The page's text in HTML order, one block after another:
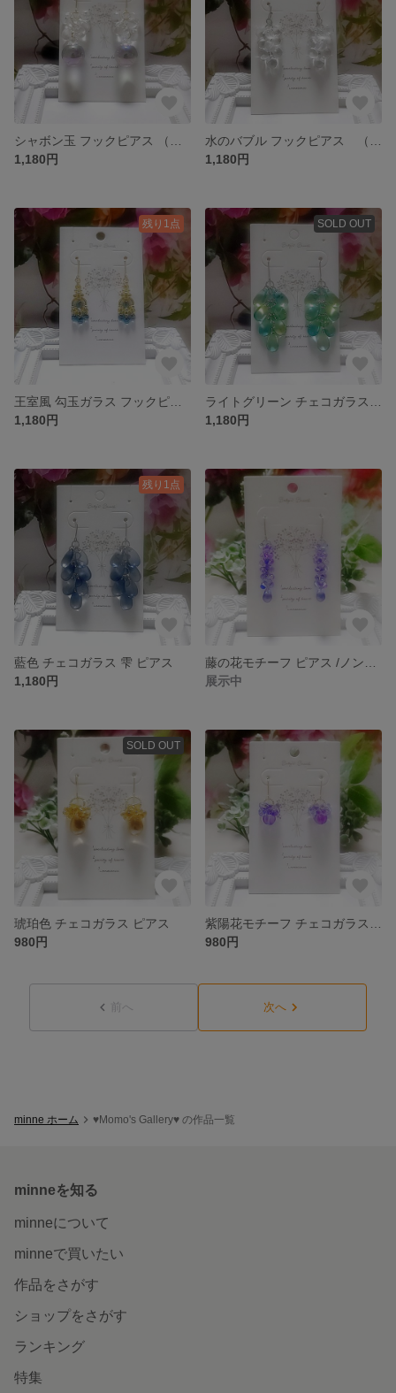
1,180円
1,180円
残り1点
1,180円
SOLD OUT
1,180円
残り1点
藍色 チェコガラス 雫 ピアス
1,180円
展示中
SOLD OUT
琥珀色 チェコガラス ピアス
980円
980円
前へ 次へ
minne ホーム ♥Momo's Gallery♥ の作品一覧
minneを知る
minneについて
minneで買いたい
作品をさがす
ショップをさがす
ランキング
特集